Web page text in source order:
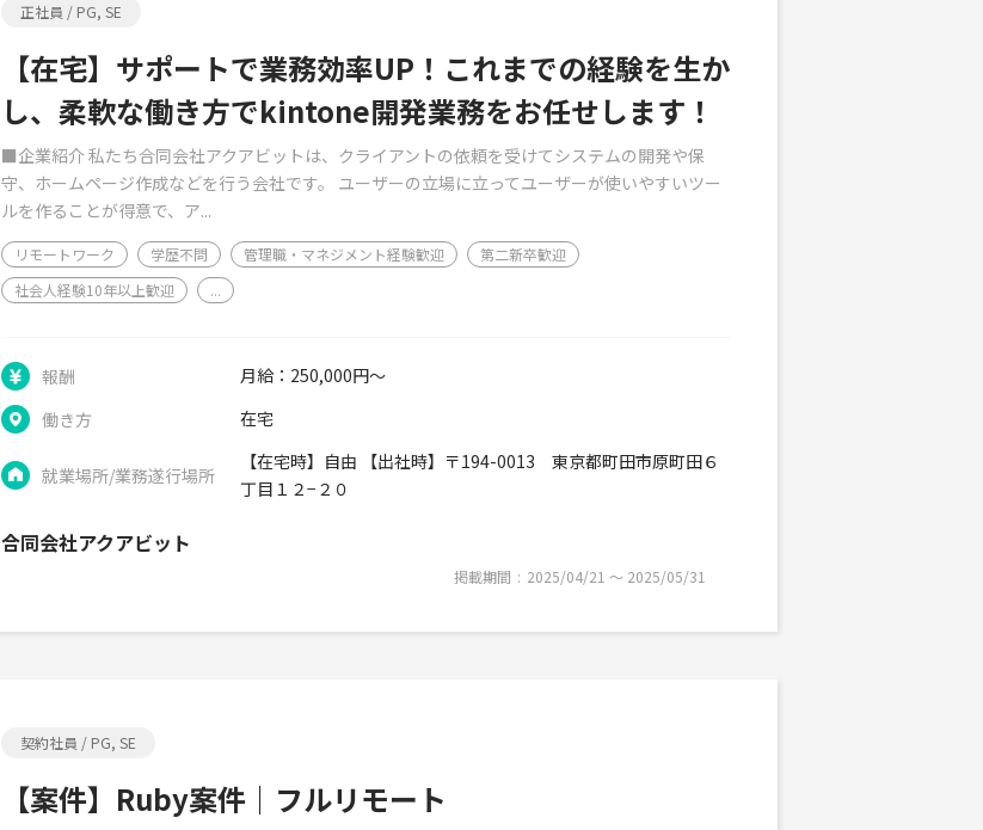
正社員 / PG, SE
【在宅】サポートで業務効率UP！これまでの経験を生か
し、柔軟な働き方でkintone開発業務をお任せします！
■企業紹介 私たち合同会社アクアビットは、クライアントの依頼を受けてシステムの開発や保
守、ホームページ作成などを行う会社です。 ユーザーの立場に立ってユーザーが使いやすいツー
ルを作ることが得意で、ア...
リモートワーク 学歴不問 管理職・マネジメント経験歓迎
第二新卒歓迎
社会人経験10年以上歓迎
...
報酬
月給：250,000円～
働き方
在宅
就業場所/業務遂行場所
【在宅時】自由 【出社時】〒194-0013 東京都町田市原町田６
丁目１２−２０
合同会社アクアビット
掲載期間 2025/04/21 〜 2025/05/31
契約社員 / PG, SE
【案件】Ruby案件｜フルリモート